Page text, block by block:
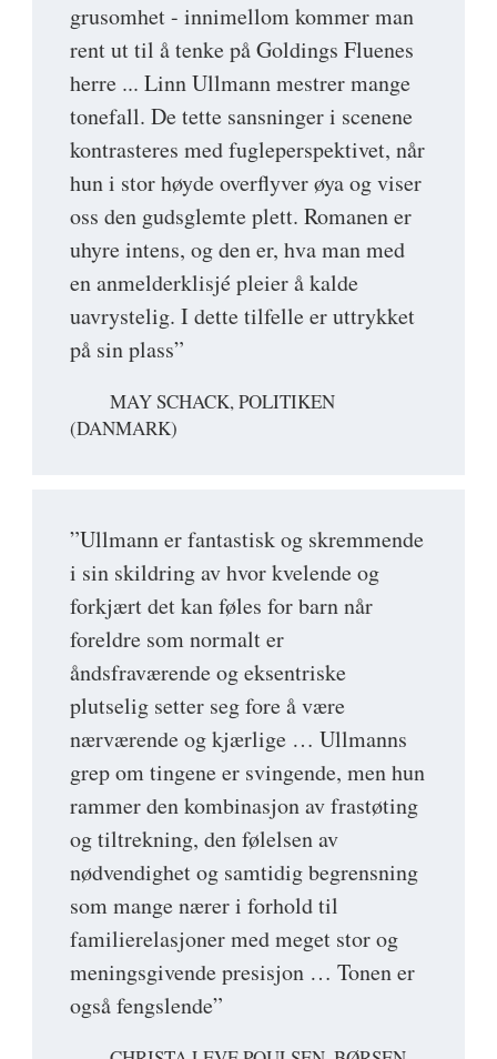
grusomhet - innimellom kommer man
rent ut til å tenke på Goldings Fluenes
herre ... Linn Ullmann mestrer mange
tonefall. De tette sansninger i scenene
kontrasteres med fugleperspektivet, når
hun i stor høyde overflyver øya og viser
oss den gudsglemte plett. Romanen er
uhyre intens, og den er, hva man med
en anmelderklisjé pleier å kalde
uavrystelig. I dette tilfelle er uttrykket
på sin plass”
MAY SCHACK, POLITIKEN
(DANMARK)
”Ullmann er fantastisk og skremmende
i sin skildring av hvor kvelende og
forkjært det kan føles for barn når
foreldre som normalt er
åndsfraværende og eksentriske
plutselig setter seg fore å være
nærværende og kjærlige … Ullmanns
grep om tingene er svingende, men hun
rammer den kombinasjon av frastøting
og tiltrekning, den følelsen av
nødvendighet og samtidig begrensning
som mange nærer i forhold til
familierelasjoner med meget stor og
meningsgivende presisjon … Tonen er
også fengslende”